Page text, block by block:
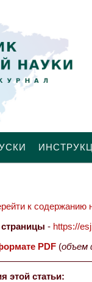
к содержанию
- https://
PDF (объем
этой статьи: